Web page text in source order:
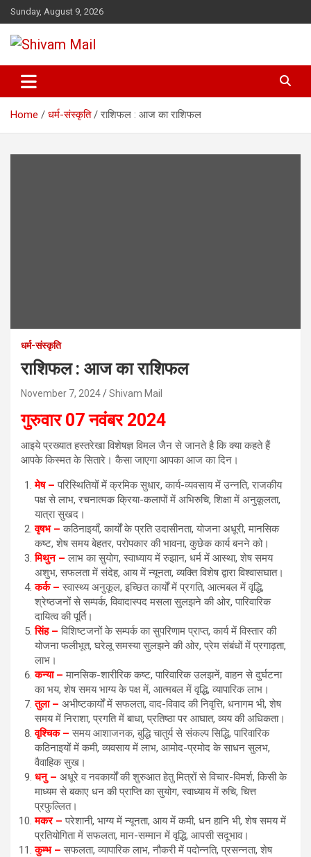
Skip
to
content
Sunday, August 9, 2026
Shivam Mail
Home धर्म-संस्कृति राशिफल : आज का राशिफल
धर्म-संस्कृति
राशिफल : आज का राशिफल
November 7, 2024 Shivam Mail
गुरुवार 07 नवंबर 2024
आइये प्रख्यात हस्तरेखा विशेषज्ञ विमल जैन से जानते है कि क्या कहते हैं
आपके किस्मत के सितारे। कैसा जाएगा आपका आज का दिन।
मेष – परिस्थितियों में क्रमिक सुधार, कार्य-व्यवसाय में उन्नति, राजकीय
पक्ष से लाभ, रचनात्मक क्रिया-कलापों में अभिरुचि, शिक्षा में अनुकूलता,
यात्रा सुखद।
वृषभ – कठिनाइयाँ, कार्यों के प्रति उदासीनता, योजना अधूरी, मानसिक
कष्ट, शेष समय बेहतर, परोपकार की भावना, कुछेक कार्य बनने को।
मिथुन – लाभ का सुयोग, स्वाध्याय में रुझान, धर्म में आस्था, शेष समय
अशुभ, सफलता में संदेह, आय में न्यूनता, व्यक्ति विशेष द्वारा विश्वासघात।
कर्क – स्वास्थ्य अनुकूल, इच्छित कार्यों में प्रगति, आत्मबल में वृद्धि,
श्रेष्ठजनों से सम्पर्क, विवादास्पद मसला सुलझने की ओर, पारिवारिक
दायित्व की पूर्ति।
सिंह – विशिष्टजनों के सम्पर्क का सुपरिणाम प्राप्त, कार्य में विस्तार की
योजना फलीभूत, घरेलू समस्या सुलझने की ओर, प्रेम संबंधों में प्रगाढ़ता,
लाभ।
कन्या – मानसिक-शारीरिक कष्ट, पारिवारिक उलझनें, वाहन से दुर्घटना
का भय, शेष समय भाग्य के पक्ष में, आत्मबल में वृद्धि, व्यापारिक लाभ।
तुला – अभीष्टकार्यों में सफलता, वाद-विवाद की निवृत्ति, धनागम भी, शेष
समय में निराशा, प्रगति में बाधा, प्रतिष्ठा पर आघात, व्यय की अधिकता।
वृश्चिक – समय आशाजनक, बुद्धि चातुर्य से संकल्प सिद्धि, पारिवारिक
कठिनाइयों में कमी, व्यवसाय में लाभ, आमोद-प्रमोद के साधन सुलभ,
वैवाहिक सुख।
धनु – अधूरे व नवकार्यों की शुरुआत हेतु मित्रों से विचार-विमर्श, किसी के
माध्यम से बकाए धन की प्राप्ति का सुयोग, स्वाध्याय में रुचि, चित्त
प्रफुल्लित।
मकर – परेशानी, भाग्य में न्यूनता, आय में कमी, धन हानि भी, शेष समय में
प्रतियोगिता में सफलता, मान-सम्मान में वृद्धि, आपसी सदूभाव।
कुम्भ – सफलता, व्यापारिक लाभ, नौकरी में पदोन्नति, प्रसन्नता, शेष